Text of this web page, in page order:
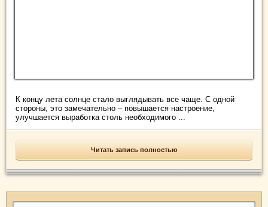
К концу лета солнце стало выглядывать все чаще. С одной
стороны, это замечательно – повышается настроение,
улучшается выработка столь необходимого ...
Читать запись полностью